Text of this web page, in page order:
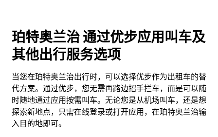
珀特奥兰治 通过优步应用叫车及
其他出行服务选项
当您在珀特奥兰治出行时，可以选择优步作为出租车的替
代方案。通过优步，您无需再路边招手拦车，而是可以随
时随地通过应用按需叫车。无论您是从机场叫车，还是想
探索新地点，只需在线登录或打开应用，在珀特奥兰治输
入目的地即可。